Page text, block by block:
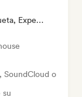
Canal De YouTube/Twitch, Etiqueta, Experto En Sonido
SoundCloud o
su